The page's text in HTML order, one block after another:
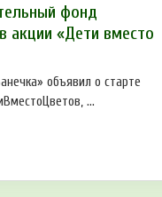
фонд
акции «Дети вместо
объявил о старте
...